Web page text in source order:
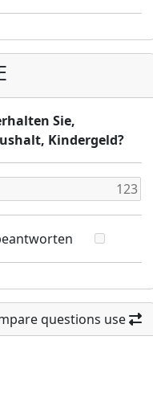
Sie,
Kindergeld?
questions use